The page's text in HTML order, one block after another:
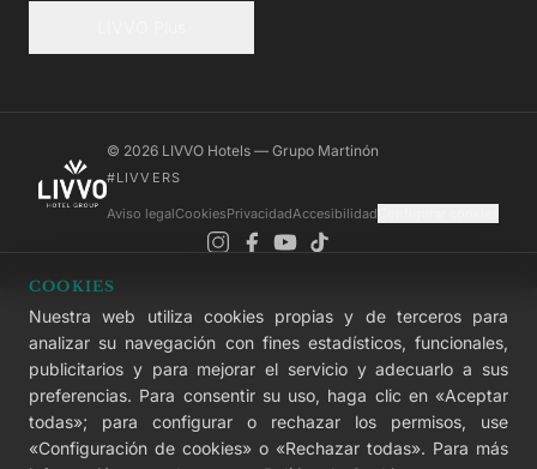
© 2026 LIVVO Hotels — Grupo Martinón
#LIVVERS
Aviso legalCookiesPrivacidadAccesibilidad
COOKIES
Nuestra web utiliza cookies propias y de terceros para
analizar su navegación con fines estadísticos, funcionales,
publicitarios y para mejorar el servicio y adecuarlo a sus
preferencias. Para consentir su uso, haga clic en «Aceptar
todas»; para configurar o rechazar los permisos, use
«Configuración de cookies» o «Rechazar todas». Para más